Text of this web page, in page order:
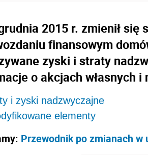
2015 r. zmienił
finansowym
zyski i straty
o akcjach własnych i
i zyski nadzwyczajne
elementy
Przewodnik po zmianach